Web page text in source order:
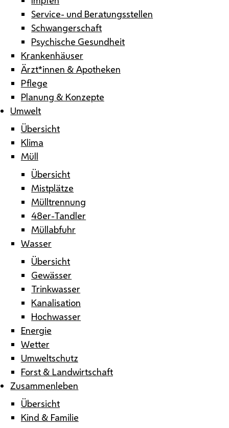
Service- und Beratungsstellen
Schwangerschaft
Psychische Gesundheit
Krankenhäuser
Ärzt*innen & Apotheken
Pflege
Planung & Konzepte
Umwelt
Übersicht
Klima
Müll
Übersicht
Mistplätze
Mülltrennung
48er-Tandler
Müllabfuhr
Wasser
Übersicht
Gewässer
Trinkwasser
Kanalisation
Hochwasser
Energie
Wetter
Umweltschutz
Forst & Landwirtschaft
Zusammenleben
Übersicht
Kind & Familie